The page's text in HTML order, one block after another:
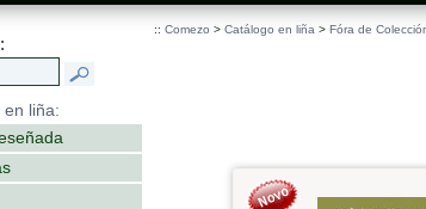
en liña:
:: Comezo > Catálogo en liña > Fóra de